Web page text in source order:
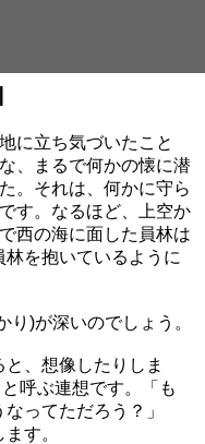
に立ち気づいたこと
、まるで何かの懐に潜
。それは、何かに守ら
す。なるほど、上空か
西の海に面した員林は
を抱いているように
)が深いのでしょう。
、想像したりしま
呼ぶ連想です。「も
ってただろう？」
す。